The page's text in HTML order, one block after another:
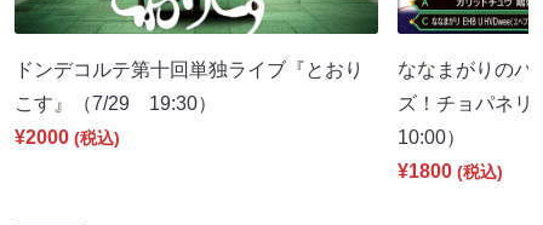
ドンデコルテ第十回単独ライブ『とおり
こす』（7/29 19:30）
¥2000 (税込)
ななまがりのパ
ズ！チョパネ
10:00）
¥1800 (税込)